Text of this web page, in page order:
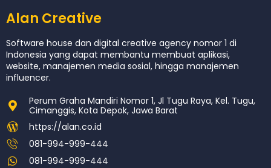
Alan Creative
Software house dan digital creative agency nomor 1 di
Indonesia yang dapat membantu membuat aplikasi,
website, manajemen media sosial, hingga manajemen
influencer.
Perum Graha Mandiri Nomor 1, Jl Tugu Raya, Kel. Tugu,
Cimanggis, Kota Depok, Jawa Barat
https://alan.co.id
081-994-999-444
081-994-999-444